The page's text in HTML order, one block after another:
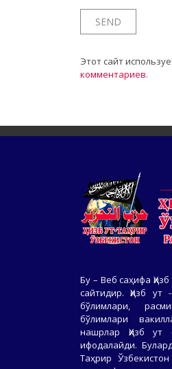
Этот сайт
комментариев.
Бу – Веб саҳифа
сайтидир. Ҳизб ут
бўлимлари,
бўлимлари
нашрлар Ҳизб ут
ифодалайди.
Таҳрир